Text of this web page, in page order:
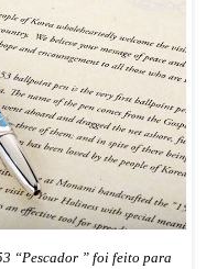
“Pescador ” foi feito para